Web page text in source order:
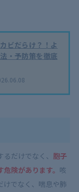
ビだらけ？！よ
・予防策を徹底
だけでなく、 胞子
険があります。 咳
けでなく、喘息や肺